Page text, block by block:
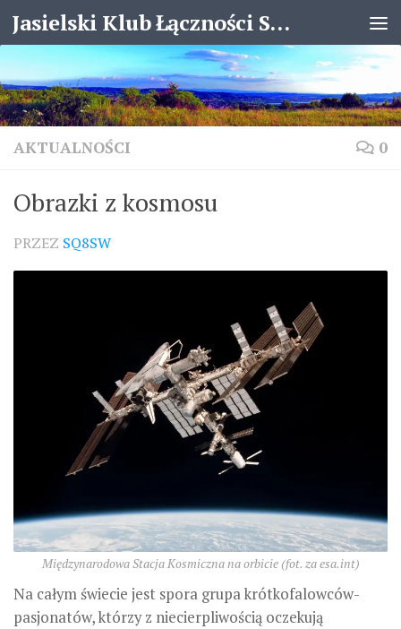
Skip to content Jasielski Klub Łączności SP8KJX
AKTUALNOŚCI 0
Obrazki z kosmosu
PRZEZ SQ8SW
Międzynarodowa Stacja Kosmiczna na orbicie (fot. za esa.int)
Na całym świecie jest spora grupa krótkofalowców-
pasjonatów, którzy z niecierpliwością oczekują